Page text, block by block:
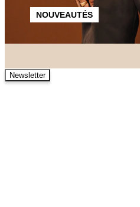
NOUVEAUTÉS
Newsletter